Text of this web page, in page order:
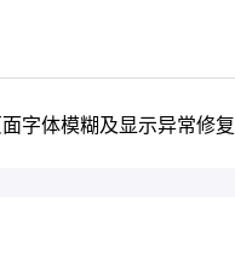
字体模糊及显示异常修